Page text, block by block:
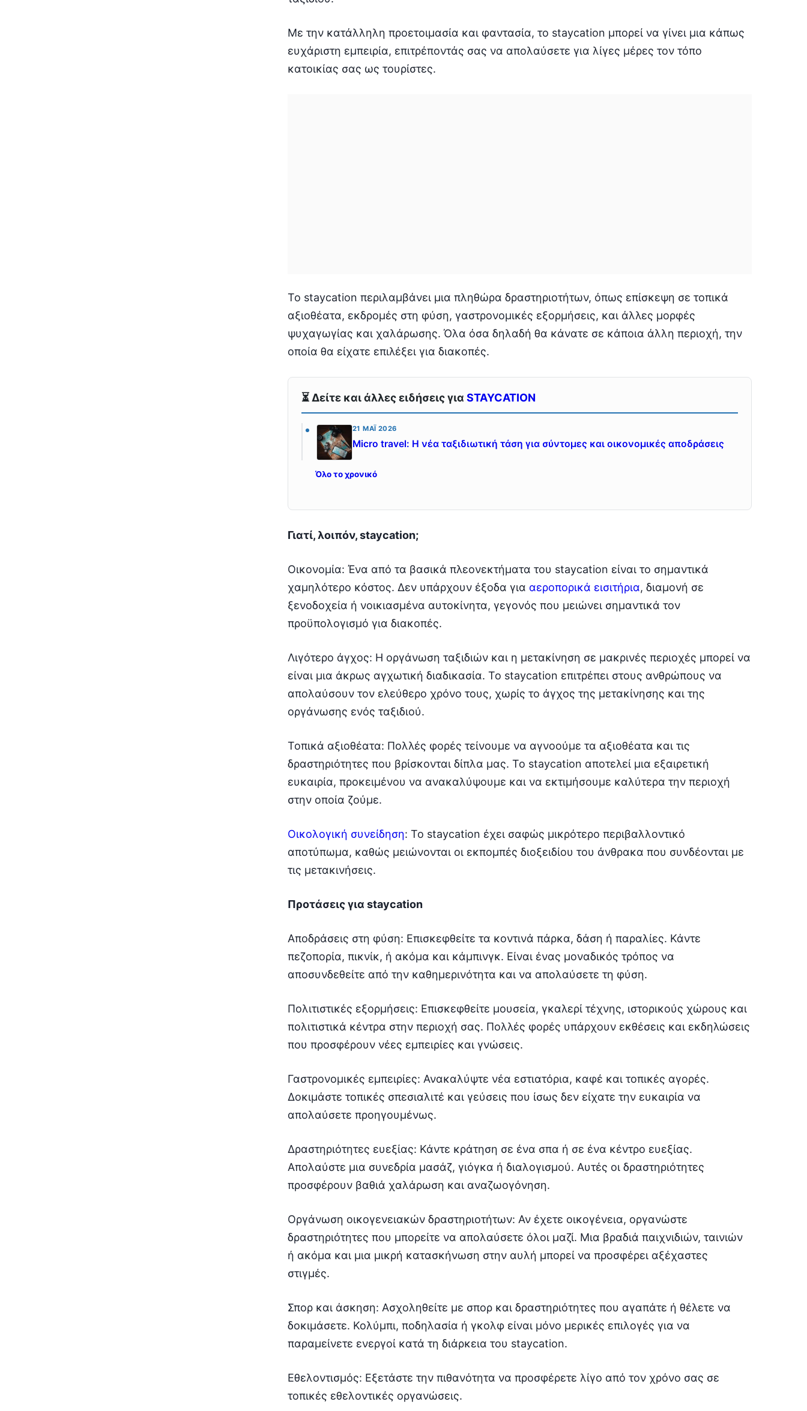
Με την κατάλληλη προετοιμασία και φαντασία, το staycation μπορεί να γίνει μια κάπως
ευχάριστη εμπειρία, επιτρέποντάς σας να απολαύσετε για λίγες μέρες τον τόπο
κατοικίας σας ως τουρίστες.
Το staycation περιλαμβάνει μια πληθώρα δραστηριοτήτων, όπως επίσκεψη σε τοπικά
αξιοθέατα, εκδρομές στη φύση, γαστρονομικές εξορμήσεις, και άλλες μορφές
ψυχαγωγίας και χαλάρωσης. Όλα όσα δηλαδή θα κάνατε σε κάποια άλλη περιοχή, την
οποία θα είχατε επιλέξει για διακοπές.
⏳ Δείτε και άλλες ειδήσεις γιαSTAYCATION
21 ΜΆΙ 2026
Micro travel: Η νέα ταξιδιωτική τάση για σύντομες και οικονομικές αποδράσεις
Όλο το χρονικό
Γιατί, λοιπόν, staycation;
Οικονομία: Ένα από τα βασικά πλεονεκτήματα του staycation είναι το σημαντικά
χαμηλότερο κόστος. Δεν υπάρχουν έξοδα για αεροπορικά εισιτήρια, διαμονή σε
ξενοδοχεία ή νοικιασμένα αυτοκίνητα, γεγονός που μειώνει σημαντικά τον
προϋπολογισμό για διακοπές.
Λιγότερο άγχος: Η οργάνωση ταξιδιών και η μετακίνηση σε μακρινές περιοχές μπορεί να
είναι μια άκρως αγχωτική διαδικασία. Το staycation επιτρέπει στους ανθρώπους να
απολαύσουν τον ελεύθερο χρόνο τους, χωρίς το άγχος της μετακίνησης και της
οργάνωσης ενός ταξιδιού.
Τοπικά αξιοθέατα: Πολλές φορές τείνουμε να αγνοούμε τα αξιοθέατα και τις
δραστηριότητες που βρίσκονται δίπλα μας. Το staycation αποτελεί μια εξαιρετική
ευκαιρία, προκειμένου να ανακαλύψουμε και να εκτιμήσουμε καλύτερα την περιοχή
στην οποία ζούμε.
Οικολογική συνείδηση: Το staycation έχει σαφώς μικρότερο περιβαλλοντικό
αποτύπωμα, καθώς μειώνονται οι εκπομπές διοξειδίου του άνθρακα που συνδέονται με
τις μετακινήσεις.
Προτάσεις για staycation
Αποδράσεις στη φύση: Επισκεφθείτε τα κοντινά πάρκα, δάση ή παραλίες. Κάντε
πεζοπορία, πικνίκ, ή ακόμα και κάμπινγκ. Είναι ένας μοναδικός τρόπος να
αποσυνδεθείτε από την καθημερινότητα και να απολαύσετε τη φύση.
Πολιτιστικές εξορμήσεις: Επισκεφθείτε μουσεία, γκαλερί τέχνης, ιστορικούς χώρους και
πολιτιστικά κέντρα στην περιοχή σας. Πολλές φορές υπάρχουν εκθέσεις και εκδηλώσεις
που προσφέρουν νέες εμπειρίες και γνώσεις.
Γαστρονομικές εμπειρίες: Ανακαλύψτε νέα εστιατόρια, καφέ και τοπικές αγορές.
Δοκιμάστε τοπικές σπεσιαλιτέ και γεύσεις που ίσως δεν είχατε την ευκαιρία να
απολαύσετε προηγουμένως.
Δραστηριότητες ευεξίας: Κάντε κράτηση σε ένα σπα ή σε ένα κέντρο ευεξίας.
Απολαύστε μια συνεδρία μασάζ, γιόγκα ή διαλογισμού. Αυτές οι δραστηριότητες
προσφέρουν βαθιά χαλάρωση και αναζωογόνηση.
Οργάνωση οικογενειακών δραστηριοτήτων: Αν έχετε οικογένεια, οργανώστε
δραστηριότητες που μπορείτε να απολαύσετε όλοι μαζί. Μια βραδιά παιχνιδιών, ταινιών
ή ακόμα και μια μικρή κατασκήνωση στην αυλή μπορεί να προσφέρει αξέχαστες
στιγμές.
Σπορ και άσκηση: Ασχοληθείτε με σπορ και δραστηριότητες που αγαπάτε ή θέλετε να
δοκιμάσετε. Κολύμπι, ποδηλασία ή γκολφ είναι μόνο μερικές επιλογές για να
παραμείνετε ενεργοί κατά τη διάρκεια του staycation.
Εθελοντισμός: Εξετάστε την πιθανότητα να προσφέρετε λίγο από τον χρόνο σας σε
τοπικές εθελοντικές οργανώσεις.